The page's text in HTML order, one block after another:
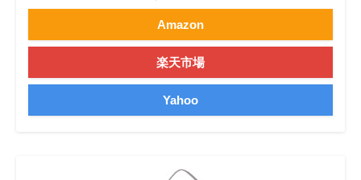
Amazon
楽天市場
Yahoo